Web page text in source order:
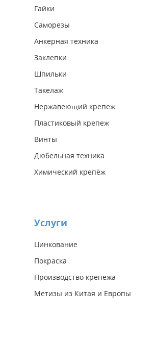
Гайки
Саморезы
Анкерная техника
Заклепки
Шпильки
Такелаж
Нержавеющий крепеж
Пластиковый крепеж
Винты
Дюбельная техника
Химический крепёж
Услуги
Цинкование
Покраска
Производство крепежа
Метизы из Китая и Европы